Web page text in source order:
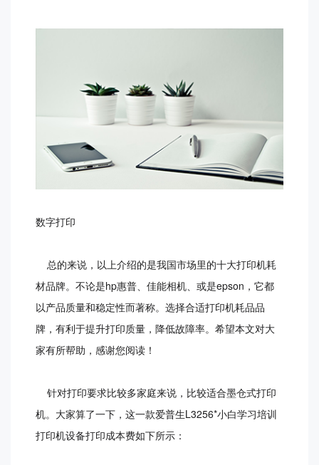
数字打印
总的来说，以上介绍的是我国市场里的十大打印机耗
材品牌。不论是hp惠普、佳能相机、或是epson，它都
以产品质量和稳定性而著称。选择合适打印机耗品品
牌，有利于提升打印质量，降低故障率。希望本文对大
家有所帮助，感谢您阅读！
针对打印要求比较多家庭来说，比较适合墨仓式打印
机。大家算了一下，这一款爱普生L3256*小白学习培训
打印机设备打印成本费如下所示：